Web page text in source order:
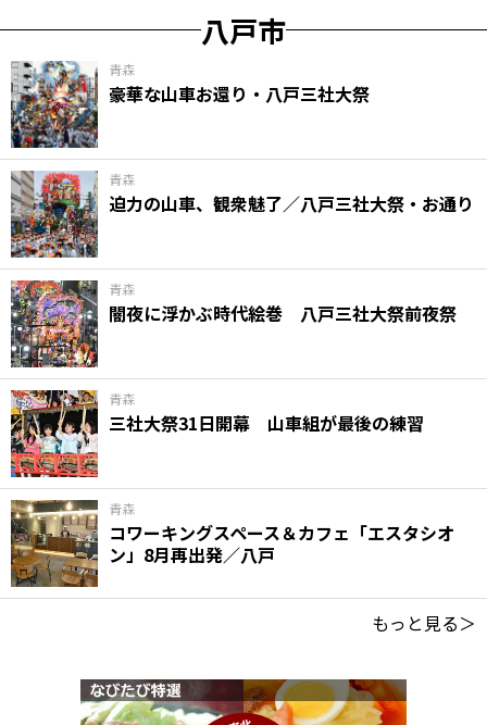
八戸市
青森
豪華な山車お還り・八戸三社大祭
青森
迫力の山車、観衆魅了／八戸三社大祭・お通り
青森
闇夜に浮かぶ時代絵巻 八戸三社大祭前夜祭
青森
三社大祭31日開幕 山車組が最後の練習
青森
コワーキングスペース＆カフェ「エスタシオ
ン」8月再出発／八戸
もっと見る＞